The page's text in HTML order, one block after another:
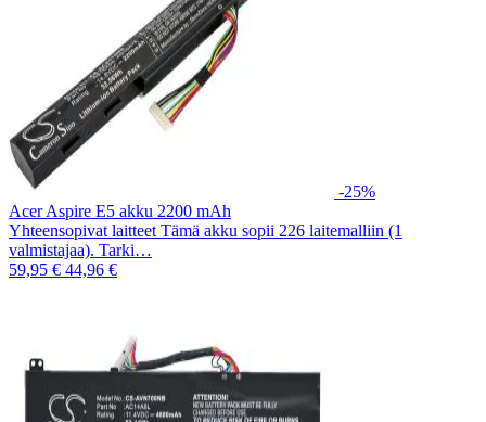
-25%
Acer Aspire E5 akku 2200 mAh
Yhteensopivat laitteet Tämä akku sopii 226 laitemalliin (1
valmistajaa). Tarki…
59,95 € 44,96 €